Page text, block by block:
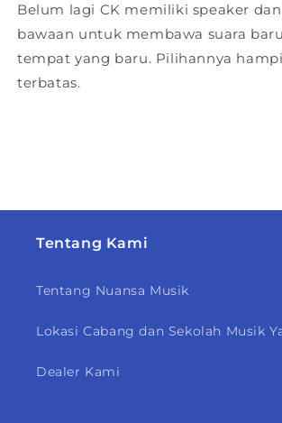
Belum lagi CK memiliki speaker
bawaan untuk membawa suara
tempat yang baru. Pilihannya
terbatas.
Tentang Kami
Tentang Nuansa Musik
Lokasi Cabang dan Sekolah Musik
Dealer Kami